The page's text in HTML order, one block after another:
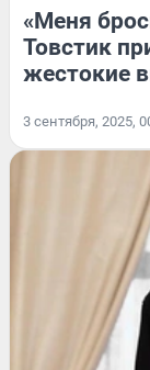
«Меня
Товстик
жестокие
3 сентября, 2025,